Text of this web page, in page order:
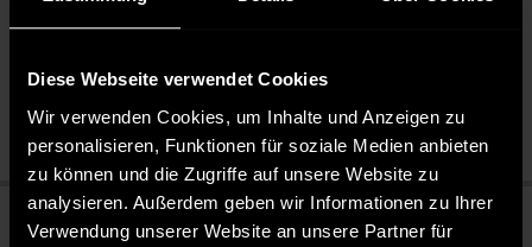
Diese Webseite verwendet Cookies
Wir verwenden Cookies, um Inhalte und Anzeigen zu
personalisieren, Funktionen für soziale Medien anbieten
zu können und die Zugriffe auf unsere Website zu
analysieren. Außerdem geben wir Informationen zu Ihrer
Verwendung unserer Website an unsere Partner für
Pflegeleicht 30 °C
Nicht chemisch reinigen
Bügeln mit mittlerer Temperatur